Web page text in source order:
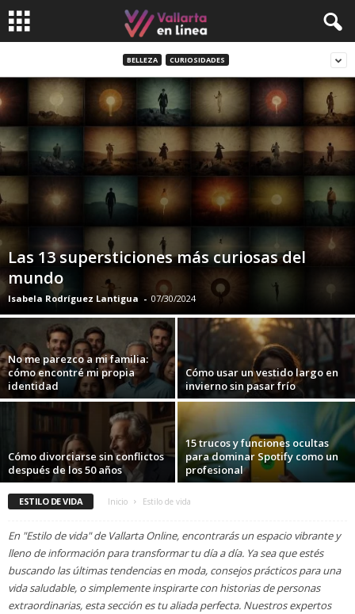
BELLEZA CURIOSIDADES
Las 13 supersticiones más curiosas del
mundo
Isabela Rodríguez Lantigua - 07/30/2024
No me parezco a mi familia:
cómo encontré mi propia
identidad
Cómo usar un vestido largo en
invierno sin pasar frío
Cómo divorciarse sin conflictos
después de los 50 años
15 trucos y funciones ocultas
para dominar Spotify como un
profesional
ESTILO DE VIDA Inicio Estilo de vida
En "Estilo de vida" de Vallarta Online, encontrarás un espacio vibrante y
lleno de información para transformar tu día a día. Ya sea que estés
buscando las últimas tendencias en moda, consejos prácticos para una
vida saludable, o simplemente inspirarte con historias de personas
extraordinarias, esta sección es tu aliada perfecta. Nuestros expertos